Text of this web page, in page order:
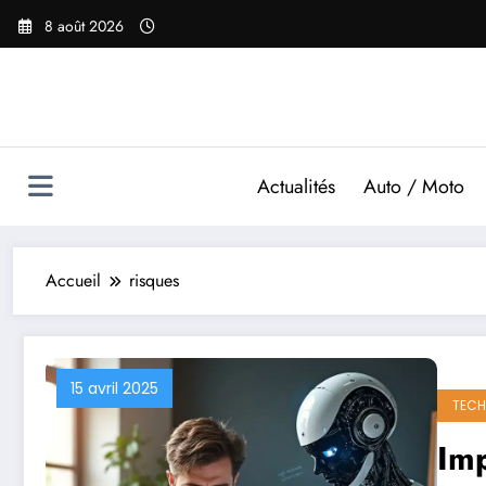
Aller
8 août 2026
Actualités Auto / Moto
Accueil risques
15 avril 2025